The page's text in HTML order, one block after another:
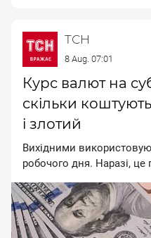
ТСН
8 Aug. 07:01
Курс валют на
скільки
і злотий
Вихідними
робочого дня. Наразі, це